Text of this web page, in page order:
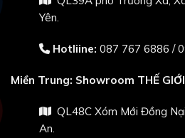
Yên.
Hotliine: 087 767 6886 /
Miền Trung: Showroom THẾ
QL48C Xóm Mới Đồng
An.